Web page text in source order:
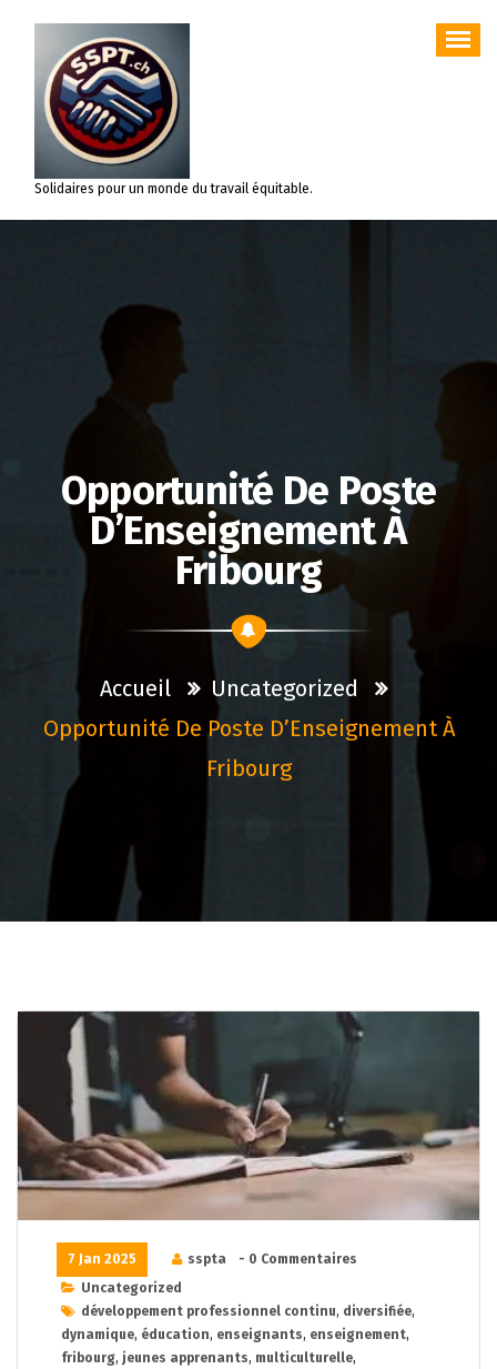
contenu
Solidaires pour un monde du travail équitable.
Opportunité De Poste
D’Enseignement À
Fribourg
Accueil
Uncategorized
Opportunité De Poste D’Enseignement À
Fribourg
7 Jan 2025 sspta
- 0 Commentaires
Uncategorized
développement professionnel continu, diversifiée,
dynamique, éducation, enseignants, enseignement,
fribourg, jeunes apprenants, multiculturelle,